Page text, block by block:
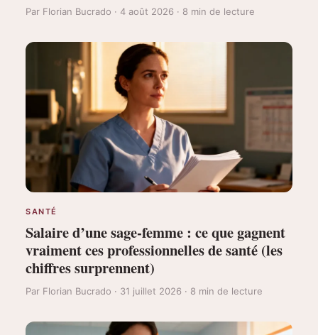
Par Florian Bucrado · 4 août 2026 · 8 min de lecture
SANTÉ
Salaire d’une sage-femme : ce que gagnent
vraiment ces professionnelles de santé (les
chiffres surprennent)
Par Florian Bucrado · 31 juillet 2026 · 8 min de lecture